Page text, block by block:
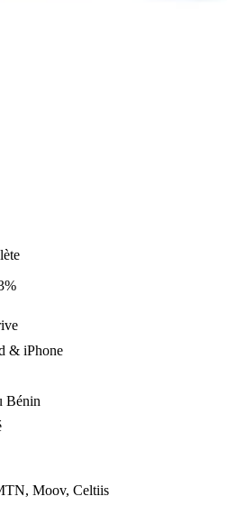
& iPhone
Bénin
Moov, Celtiis